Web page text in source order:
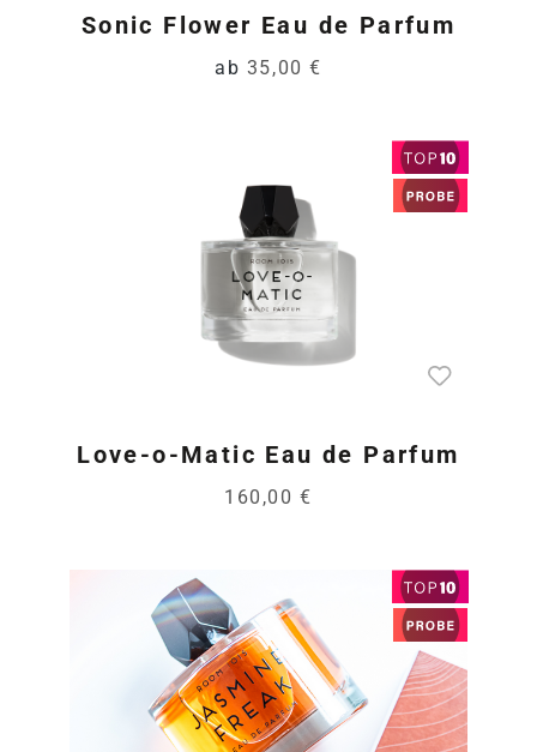
Sonic Flower Eau de Parfum
ab 35,00 €
Love-o-Matic Eau de Parfum
160,00 €